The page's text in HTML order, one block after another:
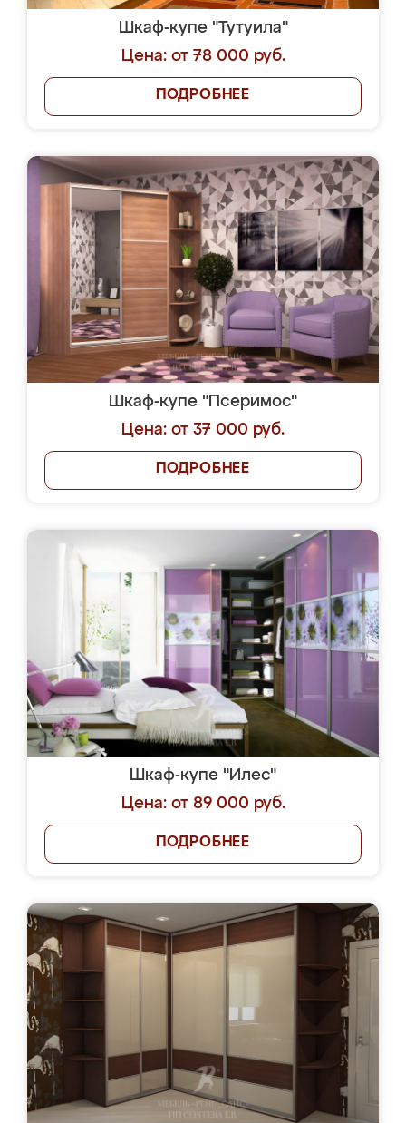
Шкаф-купе "Тутуила"
Цена: от 78 000 руб.
ПОДРОБНЕЕ
Шкаф-купе "Псеримос"
Цена: от 37 000 руб.
ПОДРОБНЕЕ
Шкаф-купе "Илес"
Цена: от 89 000 руб.
ПОДРОБНЕЕ